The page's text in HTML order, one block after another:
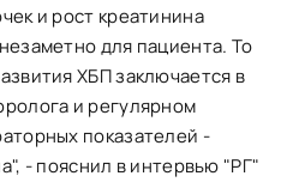
и рост креатинина
для пациента. То
ХБП заключается в
и регулярном
показателей -
- пояснил в интервью "РГ"